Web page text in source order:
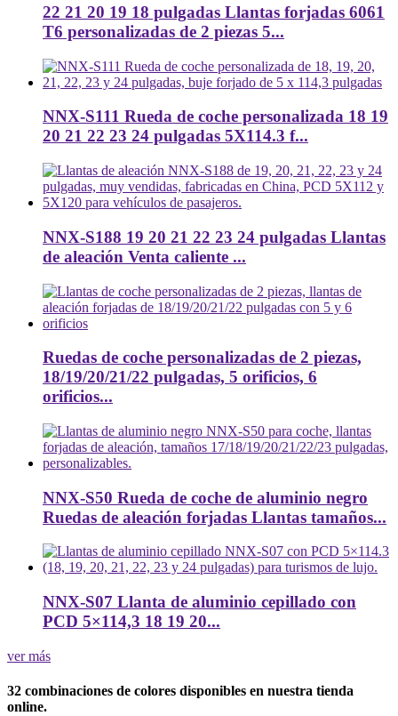
22 21 20 19 18 pulgadas Llantas forjadas 6061
T6 personalizadas de 2 piezas 5...
NNX-S111 Rueda de coche personalizada 18 19
20 21 22 23 24 pulgadas 5X114.3 f...
NNX-S188 19 20 21 22 23 24 pulgadas Llantas
de aleación Venta caliente ...
Ruedas de coche personalizadas de 2 piezas,
18/19/20/21/22 pulgadas, 5 orificios, 6
orificios...
NNX-S50 Rueda de coche de aluminio negro
Ruedas de aleación forjadas Llantas tamaños...
NNX-S07 Llanta de aluminio cepillado con
PCD 5×114,3 18 19 20...
ver más
32 combinaciones de colores disponibles en nuestra tienda
online.